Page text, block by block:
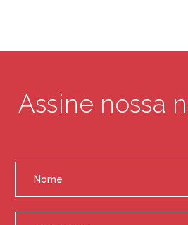
Assine nossa